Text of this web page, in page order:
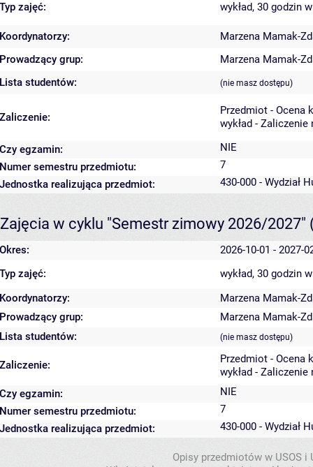
Typ zajęć: wykład, 30 godzin
Koordynatorzy:
Marzena Mamak-
Prowadzący grup:
Marzena Mamak-
Lista studentów:
(nie masz dostępu)
Zaliczenie:
Przedmiot - Ocena
wykład - Zaliczenie
Czy egzamin:
NIE
Numer semestru przedmiotu:
7
Jednostka realizująca przedmiot:
430-000 - Wydział
Zajęcia w cyklu "Semestr zimowy 2026/2027"
Okres:
2026-10-01 - 2027-
Typ zajęć:
wykład, 30 godzin
Koordynatorzy:
Marzena Mamak-
Prowadzący grup:
Marzena Mamak-
Lista studentów:
(nie masz dostępu)
Zaliczenie:
Przedmiot - Ocena
wykład - Zaliczenie
Czy egzamin:
NIE
Numer semestru przedmiotu:
7
Jednostka realizująca przedmiot:
430-000 - Wydział
Opisy przedmiotów w USOS